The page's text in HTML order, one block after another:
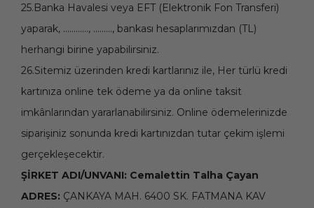
25.Banka Havalesi veya EFT (Elektronik Fon Transferi)
yaparak, ............, ........., bankası hesaplarımızdan (TL)
herhangi birine yapabilirsiniz.
26.Sitemiz üzerinden kredi kartlarınız ile, Her türlü kredi
kartınıza online tek ödeme ya da online taksit
imkânlarından yararlanabilirsiniz. Online ödemelerinizde
siparişiniz sonunda kredi kartınızdan tutar çekim işlemi
gerçekleşecektir.
ŞİRKET ADI/UNVANI: Cemalettin Talha Çayan
ADRES: ÇANKAYA MAH. 6400 SK. FATMANA KAV